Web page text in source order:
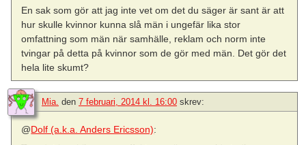
En sak som gör att jag inte vet om det du säger är sant är att
hur skulle kvinnor kunna slå män i ungefär lika stor
omfattning som män när samhälle, reklam och norm inte
tvingar på detta på kvinnor som de gör med män. Det gör det
hela lite skumt?
Mia. den 7 februari, 2014 kl. 16:00 skrev:
@Dolf (a.k.a. Anders Ericsson):